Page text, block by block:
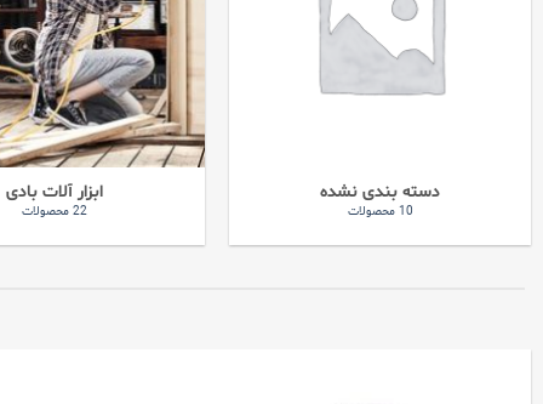
دسته بندی نشده
10 محصولات
ابزار آلات بادی
22 محصولات